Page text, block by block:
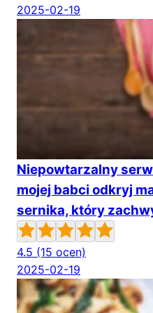
2025-02-19
Niepowtarzalny
mojej babci odkryj
sernika, który
4.5 (15 ocen)
2025-02-19